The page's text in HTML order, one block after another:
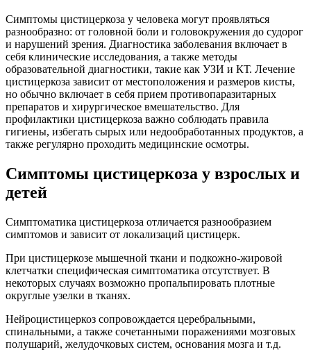
Симптомы цистицеркоза у человека могут проявляться
разнообразно: от головной боли и головокружения до судорог
и нарушений зрения. Диагностика заболевания включает в
себя клинические исследования, а также методы
образовательной диагностики, такие как УЗИ и КТ. Лечение
цистицеркоза зависит от местоположения и размеров кисты,
но обычно включает в себя прием противопаразитарных
препаратов и хирургическое вмешательство. Для
профилактики цистицеркоза важно соблюдать правила
гигиены, избегать сырых или недообработанных продуктов, а
также регулярно проходить медицинские осмотры.
Симптомы цистицеркоза у взрослых и
детей
Симптоматика цистицеркоза отличается разнообразием
симптомов и зависит от локализаций цистицерк.
При цистицеркозе мышечной ткани и подкожно-жировой
клетчатки специфическая симптоматика отсутствует. В
некоторых случаях возможно пропальпировать плотные
округлые узелки в тканях.
Нейроцистицеркоз сопровождается церебральными,
спинальными, а также сочетанными поражениями мозговых
полушарий, желудочковых систем, основания мозга и т.д.